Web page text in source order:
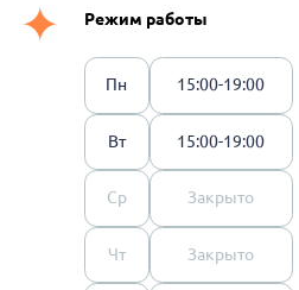
Режим работы
Пн 15:00-19:00
Вт 15:00-19:00
Ср Закрыто
Чт Закрыто